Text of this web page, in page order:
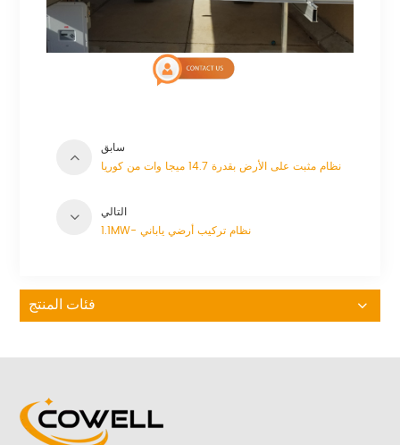
سابق
نظام مثبت على الأرض بقدرة 14.7 ميجا وات من كوريا
التالي
1.1MW- نظام تركيب أرضي ياباني
فئات المنتج